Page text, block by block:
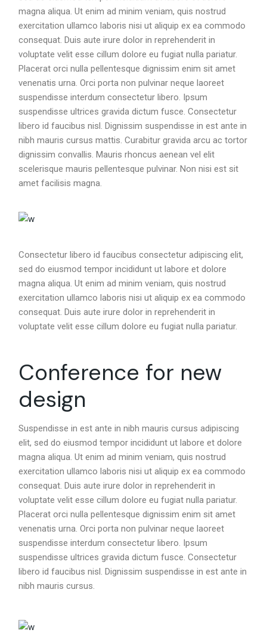
magna aliqua. Ut enim ad minim veniam, quis nostrud
exercitation ullamco laboris nisi ut aliquip ex ea commodo
consequat. Duis aute irure dolor in reprehenderit in
voluptate velit esse cillum dolore eu fugiat nulla pariatur.
Placerat orci nulla pellentesque dignissim enim sit amet
venenatis urna. Orci porta non pulvinar neque laoreet
suspendisse interdum consectetur libero. Ipsum
suspendisse ultrices gravida dictum fusce. Consectetur
libero id faucibus nisl. Dignissim suspendisse in est ante in
nibh mauris cursus mattis. Curabitur gravida arcu ac tortor
dignissim convallis. Mauris rhoncus aenean vel elit
scelerisque mauris pellentesque pulvinar. Non nisi est sit
amet facilisis magna.
Consectetur libero id faucibus consectetur adipiscing elit,
sed do eiusmod tempor incididunt ut labore et dolore
magna aliqua. Ut enim ad minim veniam, quis nostrud
exercitation ullamco laboris nisi ut aliquip ex ea commodo
consequat. Duis aute irure dolor in reprehenderit in
voluptate velit esse cillum dolore eu fugiat nulla pariatur.
Conference for new
design
Suspendisse in est ante in nibh mauris cursus adipiscing
elit, sed do eiusmod tempor incididunt ut labore et dolore
magna aliqua. Ut enim ad minim veniam, quis nostrud
exercitation ullamco laboris nisi ut aliquip ex ea commodo
consequat. Duis aute irure dolor in reprehenderit in
voluptate velit esse cillum dolore eu fugiat nulla pariatur.
Placerat orci nulla pellentesque dignissim enim sit amet
venenatis urna. Orci porta non pulvinar neque laoreet
suspendisse interdum consectetur libero. Ipsum
suspendisse ultrices gravida dictum fusce. Consectetur
libero id faucibus nisl. Dignissim suspendisse in est ante in
nibh mauris cursus.